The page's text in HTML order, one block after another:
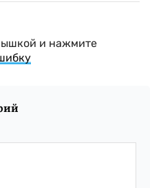
и нажмите